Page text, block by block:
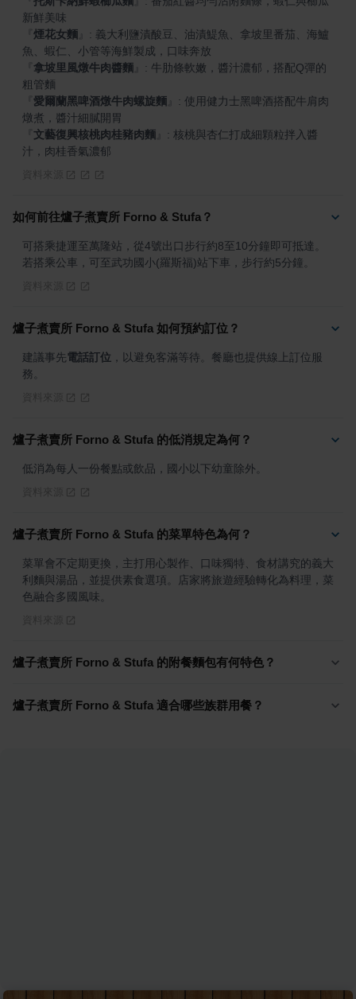
煙花女麵
: 義大利鹽漬酸豆、油漬鯷魚、拿坡里番茄、海鱸
拿坡里風燉牛肉醬麵
: 牛肋條軟嫩，醬汁濃郁，搭配Q彈的
愛爾蘭黑啤酒燉牛肉螺旋麵
: 使用健力士黑啤酒搭配牛肩肉
文藝復興核桃肉桂豬肉麵
: 核桃與杏仁打成細顆粒拌入醬
汁，肉桂香氣濃郁
如何前往爐子煮賣所 Forno & Stufa？
可搭乘捷運至萬隆站，從4號出口步行約8至10分鐘即可抵達。
若搭乘公車，可至武功國小(羅斯福)站下車，步行約5分鐘。
爐子煮賣所 Forno & Stufa 如何預約訂位？
建議事先電話訂位 ，以避免客滿等待。餐廳也提供線上訂位服
務。
爐子煮賣所 Forno & Stufa 的低消規定為何？
低消為每人一份餐點或飲品，國小以下幼童除外。
爐子煮賣所 Forno & Stufa 的菜單特色為何？
菜單會不定期更換，主打用心製作、口味獨特、食材講究的義大
利麵與湯品，並提供素食選項。店家將旅遊經驗轉化為料理，菜
色融合多國風味。
爐子煮賣所 Forno & Stufa 的附餐麵包有何特色？
爐子煮賣所 Forno & Stufa 適合哪些族群用餐？